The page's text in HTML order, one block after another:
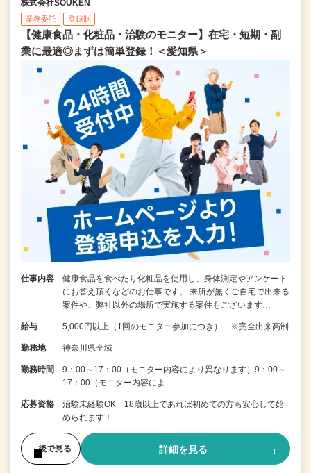
株式会社SOUKEN
業務委託 登録制
【健康食品・化粧品・治験のモニター】在宅・短期・副
業に最適◎まずは簡単登録！＜愛知県＞
仕事内容
健康食品を食べたり化粧品を使用し、身体測定やアンケート
にお答え頂くなどのお仕事です。 来所が無くご自宅で出来る
案件や、弊社以外の場所で実施する案件もございます…
給与 5,000円以上（1回のモニター参加につき） ※完全出来高制
勤務地 神奈川県全域
勤務時間
9：00～17：00（モニター内容により異なります）9：00～
17：00（モニター内容によ…
応募資格
治験未経験OK 18歳以上であれば初めての方も安心して始
められます！
後で見る 詳細を見る